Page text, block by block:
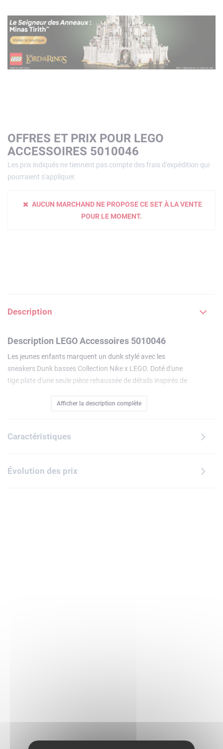
OFFRES ET PRIX POUR LEGO
ACCESSOIRES 5010046
Les prix indiqués ne tiennent pas compte des frais d'expédition qui
pourraient s'appliquer.
AUCUN MARCHAND NE PROPOSE CE SET À LA VENTE
POUR LE MOMENT.
Description
Description LEGO Accessoires 5010046
Les jeunes enfants marquent un dunk stylé avec les
sneakers Dunk basses Collection Nike x LEGO. Doté d'une
tige plate d'une seule pièce rehaussée de détails inspirés de
expérimenter un styleet un confort extraordinaires. Superbe
côté, encourage les fans de sport à afficher leur passion
Afficher la description complète
Caractéristiques
Évolution des prix